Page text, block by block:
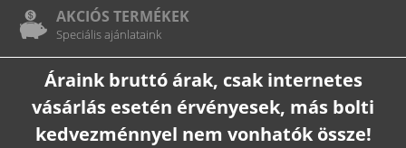
AKCIÓS TERMÉKEK
Speciális ajánlataink
Áraink bruttó árak, csak internetes
vásárlás esetén érvényesek, más bolti
kedvezménnyel nem vonhatók össze!